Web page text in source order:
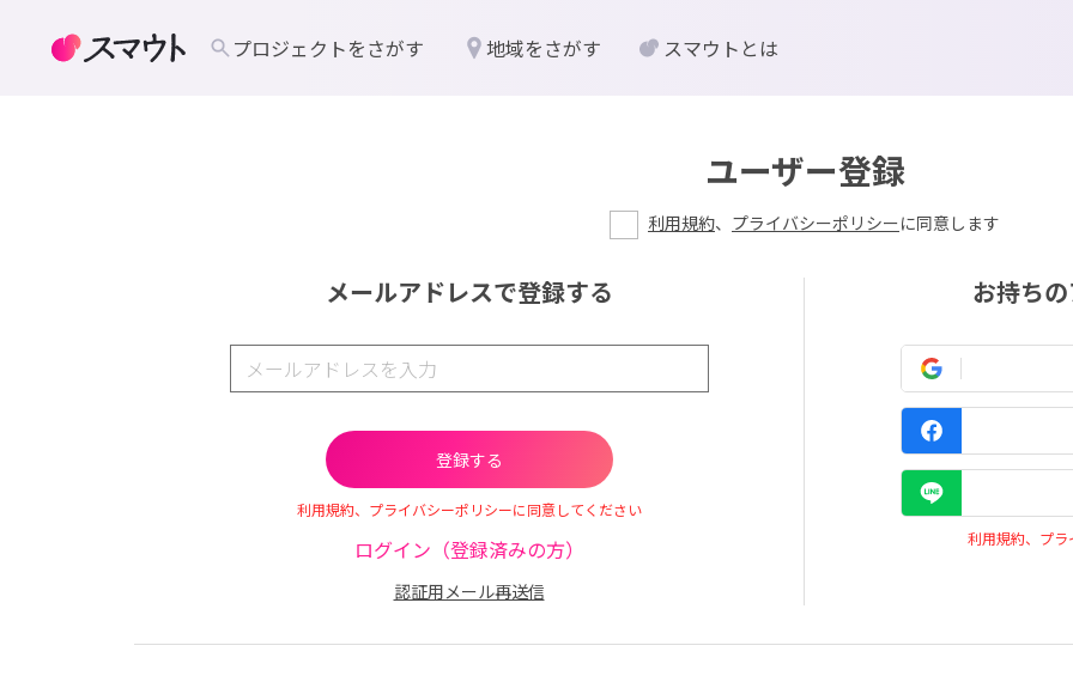
ユーザー登録
利用規約、 プライバシーポリシーに同意します
メールアドレスで登録する
利用規約、プライバシーポリシーに同意してください
ログイン（登録済みの方）
認証用メール再送信
お持ち
利用規約、プ
プロジェクトをさがす 地域をさがす スマウトとは